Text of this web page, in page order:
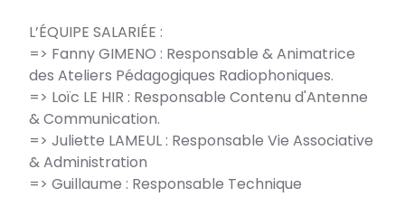
L’ÉQUIPE SALARIÉE :
=> Fanny GIMENO : Responsable & Animatrice
des Ateliers Pédagogiques Radiophoniques.
=> Loïc LE HIR : Responsable Contenu d'Antenne
& Communication.
=> Juliette LAMEUL : Responsable Vie Associative
& Administration
=> Guillaume : Responsable Technique